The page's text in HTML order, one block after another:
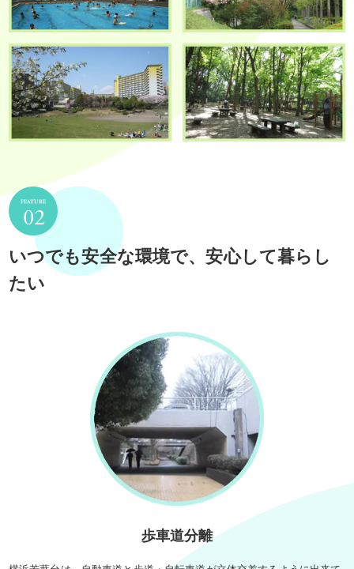
いつでも安全な環境で、安心して暮らし
たい
歩車道分離